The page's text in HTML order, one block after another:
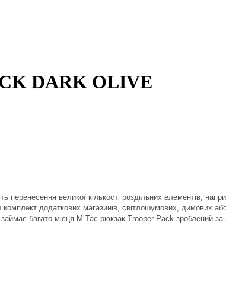
DARK OLIVE
великої кількості роздільних елементів,
додаткових магазинів, світлошумових, димових
багато місця.M-Tac рюкзак Trooper Pack зроблений